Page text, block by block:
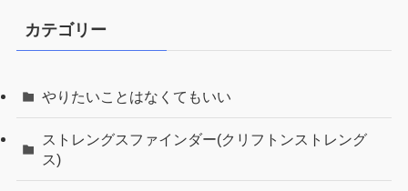
カテゴリー
やりたいことはなくてもいい
ストレングスファインダー(クリフトンストレング
ス)